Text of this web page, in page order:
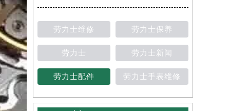
劳力士维修 劳力士保养
劳力士 劳力士新闻
劳力士配件 劳力士手表维修